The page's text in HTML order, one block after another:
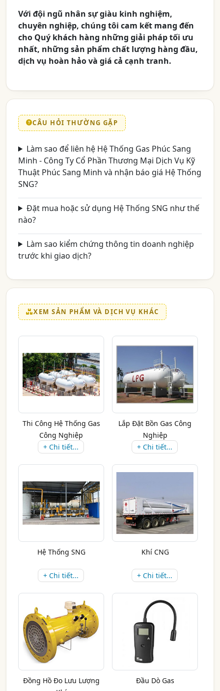
Với đội ngũ nhân sự giàu kinh nghiệm,
chuyên nghiệp, chúng tôi cam kết mang đến
cho Quý khách hàng những giải pháp tối ưu
nhất, những sản phẩm chất lượng hàng đầu,
dịch vụ hoàn hảo và giá cả cạnh tranh.
CÂU HỎI THƯỜNG GẶP
Làm sao để liên hệ Hệ Thống Gas Phúc Sang
Minh - Công Ty Cổ Phần Thương Mại Dịch Vụ Kỹ
Thuật Phúc Sang Minh và nhận báo giá Hệ Thống
SNG?
Đặt mua hoặc sử dụng Hệ Thống SNG như thế
nào?
Làm sao kiểm chứng thông tin doanh nghiệp
trước khi giao dịch?
XEM SẢN PHẨM VÀ DỊCH VỤ KHÁC
Thi Công Hệ Thống Gas
Công Nghiệp
+ Chi tiết...
Lắp Đặt Bồn Gas Công
Nghiệp
+ Chi tiết...
Hệ Thống SNG
+ Chi tiết...
Khí CNG
+ Chi tiết...
Đồng Hồ Đo Lưu Lượng
Đầu Dò Gas